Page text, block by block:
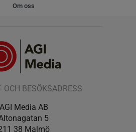
Om oss
OCH BESÖKSADRESS
AGI Media AB
5
38 Malmö